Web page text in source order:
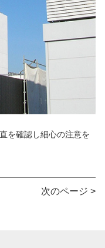
を確認し細心の注意を
次のページ >